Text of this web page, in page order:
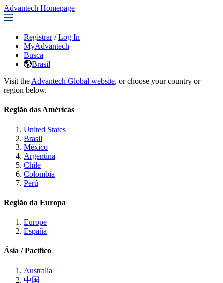
Advantech Homepage
Registrar / Log In
MyAdvantech
Busca
Brasil
Visit the Advantech Global website, or choose your country or
region below.
Região das Américas
United States
Brasil
México
Argentina
Chile
Colombia
Perú
Região da Europa
Europe
España
Ásia / Pacífico
Australia
中国